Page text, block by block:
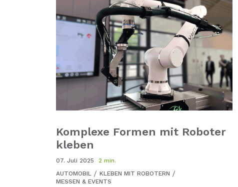
Komplexe Formen mit Roboter
kleben
07. Juli 2025
2 min.
AUTOMOBIL
KLEBEN MIT ROBOTERN
MESSEN & EVENTS